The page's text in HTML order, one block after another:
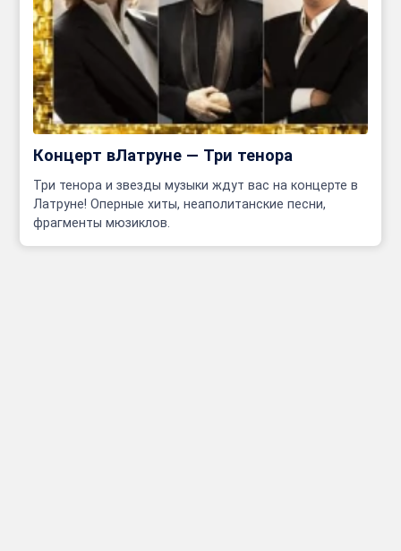
Концерт вЛатруне — Три тенора
Три тенора и звезды музыки ждут вас на концерте в
Латруне! Оперные хиты, неаполитанские песни,
фрагменты мюзиклов.